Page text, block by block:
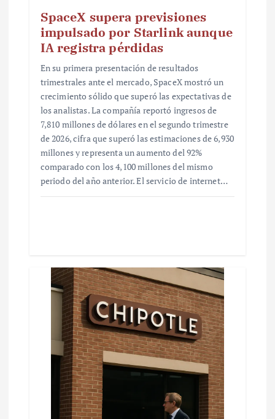
SpaceX supera previsiones
impulsado por Starlink aunque
IA registra pérdidas
En su primera presentación de resultados
trimestrales ante el mercado, SpaceX mostró un
crecimiento sólido que superó las expectativas de
los analistas. La compañía reportó ingresos de
7,810 millones de dólares en el segundo trimestre
de 2026, cifra que superó las estimaciones de 6,930
millones y representa un aumento del 92%
comparado con los 4,100 millones del mismo
periodo del año anterior. El servicio de internet…